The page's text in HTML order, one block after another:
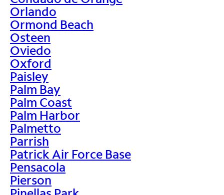
Orlando
Ormond Beach
Osteen
Oviedo
Oxford
Paisley
Palm Bay
Palm Coast
Palm Harbor
Palmetto
Parrish
Patrick Air Force Base
Pensacola
Pierson